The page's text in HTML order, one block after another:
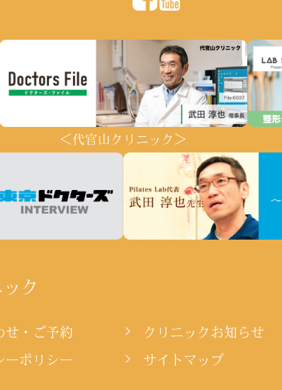
＜代官山クリニック＞
ク
せ・ご予約 クリニックお知らせ
ーポリシー サイトマップ